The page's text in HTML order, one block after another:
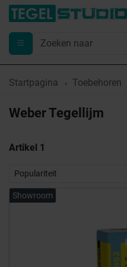
Startpagina Toebehoren
Weber Tegellijm
Artikel 1
Showroom